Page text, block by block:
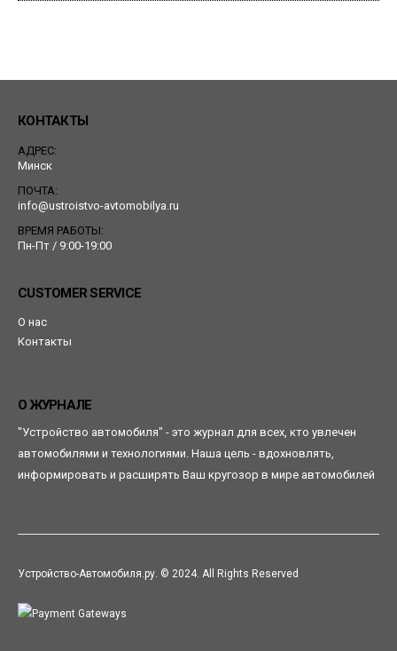
КОНТАКТЫ
АДРЕС:
Минск
ПОЧТА:
info@ustroistvo-avtomobilya.ru
ВРЕМЯ РАБОТЫ:
Пн-Пт / 9:00-19:00
CUSTOMER SERVICE
О нас
Контакты
О ЖУРНАЛЕ
"Устройство автомобиля" - это журнал для всех, кто увлечен
автомобилями и технологиями. Наша цель - вдохновлять,
информировать и расширять Ваш кругозор в мире автомобилей
Устройство-Автомобиля.ру. © 2024. All Rights Reserved